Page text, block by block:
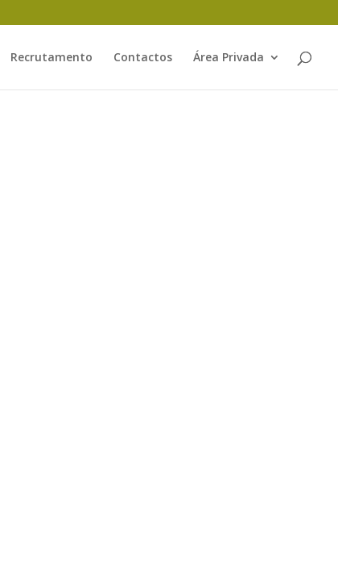
Recrutamento Contactos Área Privada